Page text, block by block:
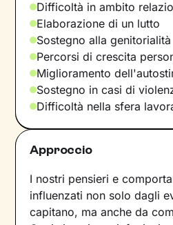
Difficoltà in ambito
Elaborazione di un lutto
Sostegno alla genitorialità
Percorsi di crescita
Miglioramento
Sostegno in casi di
Difficoltà nella sfera
Approccio
I nostri pensieri e
influenzati non solo dagli
capitano, ma anche da